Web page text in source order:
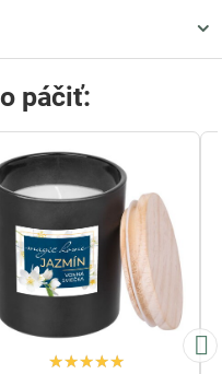
páčiť: